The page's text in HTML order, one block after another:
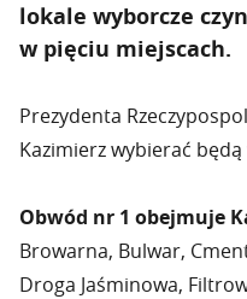
lokale wyborcze
w pięciu miejscach.
Prezydenta
Kazimierz wybierać
Obwód nr 1 obejmuje
Browarna, Bulwar,
Droga Jaśminowa,